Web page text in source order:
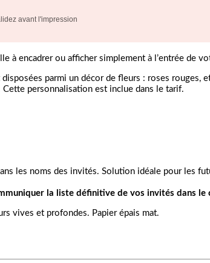
avant l'impression
à encadrer ou afficher simplement à l’entrée de
parmi un décor de fleurs : roses rouges,
personnalisation est inclue dans le tarif.
les noms des invités. Solution idéale pour les
la liste définitive de vos invités dans
vives et profondes. Papier épais mat.